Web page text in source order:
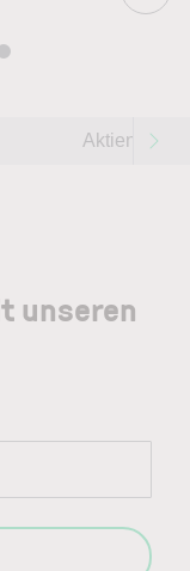
Aktien im
unseren